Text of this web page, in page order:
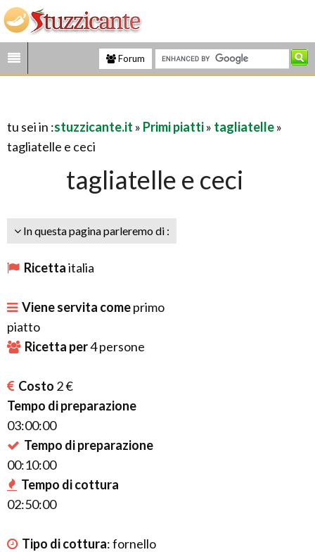
Forum
tu sei in :stuzzicante.it » Primi piatti» tagliatelle»
tagliatelle e ceci
tagliatelle e ceci
In questa pagina parleremo di :
Ricettaitalia
Viene servita comeprimo
piatto
Ricetta per4persone
Costo 2 €
Tempo di preparazione
03:00:00
Tempo di preparazione
00:10:00
Tempo di cottura
02:50:00
Tipo di cottura:fornello